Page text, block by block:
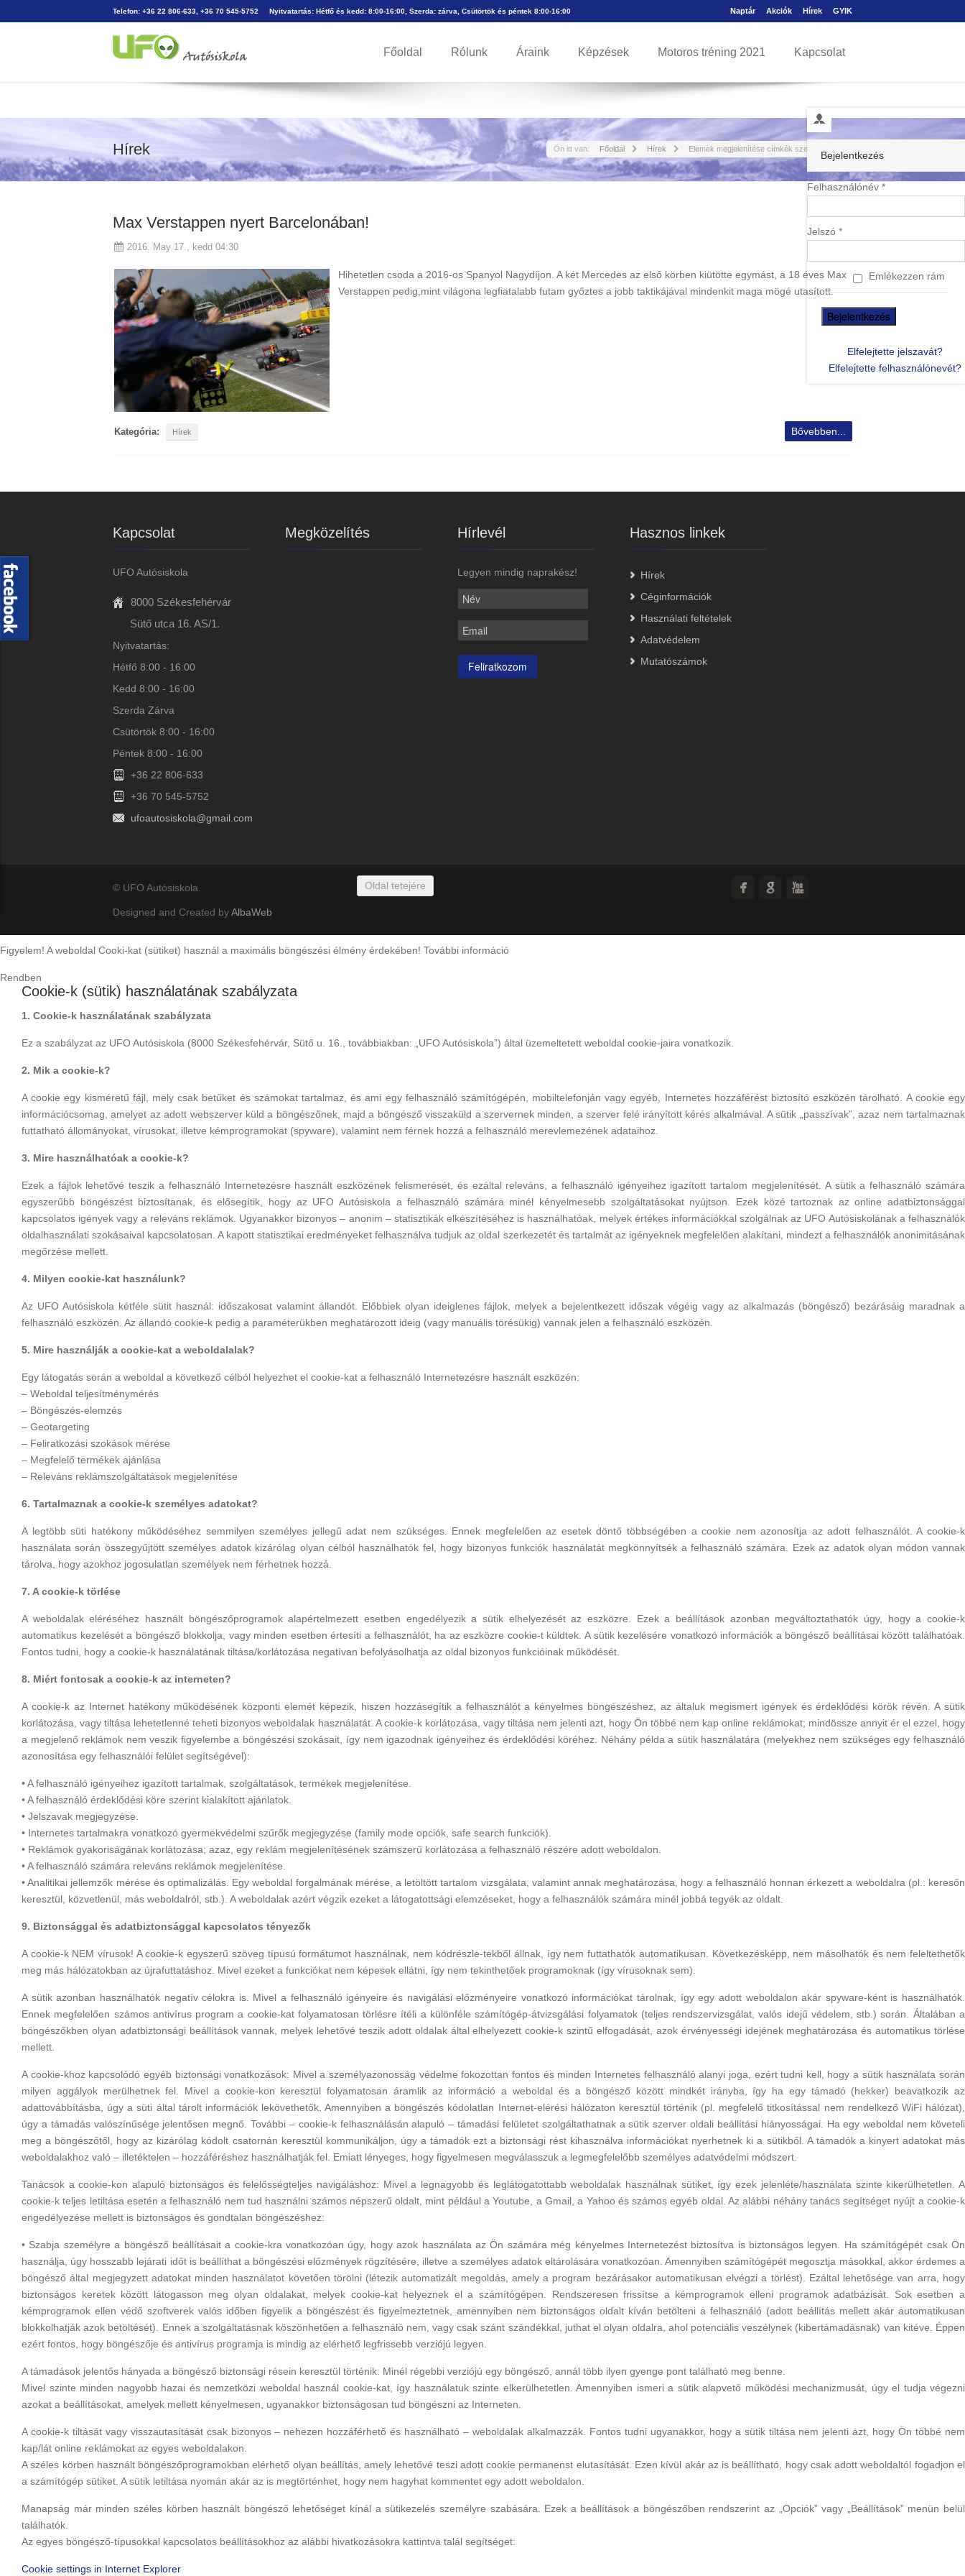
Telefon: +36 22 806-633, +36 70 545-5752 Nyitvatartás: Hétfő és kedd: 8:00-16:00, Szerda: zárva, Csütörtök és péntek 8:00-16:00 Naptár Akciók Hírek GYIK
Főoldal Rólunk Áraink Képzések Motoros tréning 2021 Kapcsolat
Bejelentkezés
Felhasználónév *
Jelszó *
Emlékezzen rám
Elfelejtette jelszavát?
Elfelejtette felhasználónevét?
Hírek Ön itt van: Főoldal Hírek Elemek megjelenítése címkék szerint: Max
Max Verstappen nyert Barcelonában!
2016. May 17., kedd 04:30
Hihetetlen csoda a 2016-os Spanyol Nagydíjon. A két Mercedes az első körben kiütötte egymást, a 18 éves Max
Verstappen pedig,mint világona legfiatalabb futam győztes a jobb taktikájával mindenkit maga mögé utasított.
Kategória: Hírek Bővebben...
Kapcsolat
UFO Autósiskola
8000 Székesfehérvár
Sütő utca 16. AS/1.
Nyitvatartás:
Hétfő 8:00 - 16:00
Kedd 8:00 - 16:00
Szerda Zárva
Csütörtök 8:00 - 16:00
Péntek 8:00 - 16:00
+36 22 806-633
+36 70 545-5752
ufoautosiskola@gmail.com
Megközelítés Hírlevél
Legyen mindig naprakész!
Hasznos linkek
Hírek
Céginformációk
Használati feltételek
Adatvédelem
Mutatószámok
© UFO Autósiskola.
Designed and Created byAlbaWeb
Oldal tetejére
Figyelem! A weboldal Cooki-kat (sütiket) használ a maximális böngészési élmény érdekében! További információ
Rendben
Cookie-k (sütik) használatának szabályzata
1. Cookie-k használatának szabályzata
Ez a szabályzat az UFO Autósiskola (8000 Székesfehérvár, Sütő u. 16., továbbiakban: „UFO Autósiskola”) által üzemeltetett weboldal cookie-jaira vonatkozik.
2. Mik a cookie-k?
A cookie egy kisméretű fájl, mely csak betűket és számokat tartalmaz, és ami egy felhasználó számítógépén, mobiltelefonján vagy egyéb, Internetes hozzáférést biztosító eszközén tárolható. A cookie egy
információcsomag, amelyet az adott webszerver küld a böngészőnek, majd a böngésző visszaküld a szervernek minden, a szerver felé irányított kérés alkalmával. A sütik „passzívak”, azaz nem tartalmaznak
futtatható állományokat, vírusokat, illetve kémprogramokat (spyware), valamint nem férnek hozzá a felhasználó merevlemezének adataihoz.
3. Mire használhatóak a cookie-k?
Ezek a fájlok lehetővé teszik a felhasználó Internetezésre használt eszközének felismerését, és ezáltal releváns, a felhasználó igényeihez igazított tartalom megjelenítését. A sütik a felhasználó számára
egyszerűbb böngészést biztosítanak, és elősegítik, hogy az UFO Autósiskola a felhasználó számára minél kényelmesebb szolgáltatásokat nyújtson. Ezek közé tartoznak az online adatbiztonsággal
kapcsolatos igények vagy a releváns reklámok. Ugyanakkor bizonyos – anonim – statisztikák elkészítéséhez is használhatóak, melyek értékes információkkal szolgálnak az UFO Autósiskolának a felhasználók
oldalhasználati szokásaival kapcsolatosan. A kapott statisztikai eredményeket felhasználva tudjuk az oldal szerkezetét és tartalmát az igényeknek megfelelően alakítani, mindezt a felhasználók anonimitásának
megőrzése mellett.
4. Milyen cookie-kat használunk?
Az UFO Autósiskola kétféle sütit használ: időszakosat valamint állandót. Előbbiek olyan ideiglenes fájlok, melyek a bejelentkezett időszak végéig vagy az alkalmazás (böngésző) bezárásáig maradnak a
felhasználó eszközén. Az állandó cookie-k pedig a paraméterükben meghatározott ideig (vagy manuális törésükig) vannak jelen a felhasználó eszközén.
5. Mire használják a cookie-kat a weboldalalak?
Egy látogatás során a weboldal a következő célból helyezhet el cookie-kat a felhasználó Internetezésre használt eszközén:
– Weboldal teljesítménymérés
– Böngészés-elemzés
– Geotargeting
– Feliratkozási szokások mérése
– Megfelelő termékek ajánlása
– Releváns reklámszolgáltatások megjelenítése
6. Tartalmaznak a cookie-k személyes adatokat?
A legtöbb süti hatékony működéséhez semmilyen személyes jellegű adat nem szükséges. Ennek megfelelően az esetek döntő többségében a cookie nem azonosítja az adott felhasználót. A cookie-k
használata során összegyűjtött személyes adatok kizárólag olyan célból használhatók fel, hogy bizonyos funkciók használatát megkönnyítsék a felhasználó számára. Ezek az adatok olyan módon vannak
tárolva, hogy azokhoz jogosulatlan személyek nem férhetnek hozzá.
7. A cookie-k törlése
A weboldalak eléréséhez használt böngészőprogramok alapértelmezett esetben engedélyezik a sütik elhelyezését az eszközre. Ezek a beállítások azonban megváltoztathatók úgy, hogy a cookie-k
automatikus kezelését a böngésző blokkolja, vagy minden esetben értesíti a felhasználót, ha az eszközre cookie-t küldtek. A sütik kezelésére vonatkozó információk a böngésző beállításai között találhatóak.
Fontos tudni, hogy a cookie-k használatának tiltása/korlátozása negatívan befolyásolhatja az oldal bizonyos funkcióinak működését.
8. Miért fontosak a cookie-k az interneten?
A cookie-k az Internet hatékony működésének központi elemét képezik, hiszen hozzásegítik a felhasználót a kényelmes böngészéshez, az általuk megismert igények és érdeklődési körök révén. A sütik
korlátozása, vagy tiltása lehetetlenné teheti bizonyos weboldalak használatát. A cookie-k korlátozása, vagy tiltása nem jelenti azt, hogy Ön többé nem kap online reklámokat; mindössze annyit ér el ezzel, hogy
a megjelenő reklámok nem veszik figyelembe a böngészési szokásait, így nem igazodnak igényeihez és érdeklődési köréhez. Néhány példa a sütik használatára (melyekhez nem szükséges egy felhasználó
azonosítása egy felhasználói felület segítségével):
• A felhasználó igényeihez igazított tartalmak, szolgáltatások, termékek megjelenítése.
• A felhasználó érdeklődési köre szerint kialakított ajánlatok.
• Jelszavak megjegyzése.
• Internetes tartalmakra vonatkozó gyermekvédelmi szűrők megjegyzése (family mode opciók, safe search funkciók).
• Reklámok gyakoriságának korlátozása; azaz, egy reklám megjelenítésének számszerű korlátozása a felhasználó részére adott weboldalon.
• A felhasználó számára releváns reklámok megjelenítése.
• Analitikai jellemzők mérése és optimalizálás. Egy weboldal forgalmának mérése, a letöltött tartalom vizsgálata, valamint annak meghatározása, hogy a felhasználó honnan érkezett a weboldalra (pl.: keresőn
keresztül, közvetlenül, más weboldalról, stb.). A weboldalak azért végzik ezeket a látogatottsági elemzéseket, hogy a felhasználók számára minél jobbá tegyék az oldalt.
9. Biztonsággal és adatbiztonsággal kapcsolatos tényezők
A cookie-k NEM vírusok! A cookie-k egyszerű szöveg típusú formátumot használnak, nem kódrészle-tekből állnak, így nem futtathatók automatikusan. Következésképp, nem másolhatók és nem feleltethetők
meg más hálózatokban az újrafuttatáshoz. Mivel ezeket a funkciókat nem képesek ellátni, így nem tekinthetőek programoknak (így vírusoknak sem).
A sütik azonban használhatók negatív célokra is. Mivel a felhasználó igényeire és navigálási előzményeire vonatkozó információkat tárolnak, így egy adott weboldalon akár spyware-ként is használhatók.
Ennek megfelelően számos antivírus program a cookie-kat folyamatosan törlésre ítéli a különféle számítógép-átvizsgálási folyamatok (teljes rendszervizsgálat, valós idejű védelem, stb.) során. Általában a
böngészőkben olyan adatbiztonsági beállítások vannak, melyek lehetővé teszik adott oldalak által elhelyezett cookie-k szintű elfogadását, azok érvényességi idejének meghatározása és automatikus törlése
mellett.
A cookie-khoz kapcsolódó egyéb biztonsági vonatkozások: Mivel a személyazonosság védelme fokozottan fontos és minden Internetes felhasználó alanyi joga, ezért tudni kell, hogy a sütik használata során
milyen aggályok merülhetnek fel. Mivel a cookie-kon keresztül folyamatosan áramlik az információ a weboldal és a böngésző között mindkét irányba, így ha egy támadó (hekker) beavatkozik az
adattovábbításba, úgy a süti által tárolt információk lekövethetők. Amennyiben a böngészés kódolatlan Internet-elérési hálózaton keresztül történik (pl. megfelelő titkosítással nem rendelkező WiFi hálózat),
úgy a támadás valószínűsége jelentősen megnő. További – cookie-k felhasználásán alapuló – támadási felületet szolgáltathatnak a sütik szerver oldali beállítási hiányosságai. Ha egy weboldal nem követeli
meg a böngészőtől, hogy az kizárólag kódolt csatornán keresztül kommunikáljon, úgy a támadók ezt a biztonsági rést kihasználva információkat nyerhetnek ki a sütikből. A támadók a kinyert adatokat más
weboldalakhoz való – illetéktelen – hozzáféréshez használhatják fel. Emiatt lényeges, hogy figyelmesen megválasszuk a legmegfelelőbb személyes adatvédelmi módszert.
Tanácsok a cookie-kon alapuló biztonságos és felelősségteljes navigáláshoz: Mivel a legnagyobb és leglátogatottabb weboldalak használnak sütiket, így ezek jelenléte/használata szinte kikerülhetetlen. A
cookie-k teljes letiltása esetén a felhasználó nem tud használni számos népszerű oldalt, mint például a Youtube, a Gmail, a Yahoo és számos egyéb oldal. Az alábbi néhány tanács segítséget nyújt a cookie-k
engedélyezése mellett is biztonságos és gondtalan böngészéshez:
• Szabja személyre a böngésző beállításait a cookie-kra vonatkozóan úgy, hogy azok használata az Ön számára még kényelmes Internetezést biztosítva is biztonságos legyen. Ha számítógépét csak Ön
használja, úgy hosszabb lejárati időt is beállíthat a böngészési előzmények rögzítésére, illetve a személyes adatok eltárolására vonatkozóan. Amennyiben számítógépét megosztja másokkal, akkor érdemes a
böngésző által megjegyzett adatokat minden használatot követően törölni (létezik automatizált megoldás, amely a program bezárásakor automatikusan elvégzi a törlést). Ezáltal lehetősége van arra, hogy
biztonságos keretek között látogasson meg olyan oldalakat, melyek cookie-kat helyeznek el a számítógépen. Rendszeresen frissítse a kémprogramok elleni programok adatbázisát. Sok esetben a
kémprogramok ellen védő szoftverek valós időben figyelik a böngészést és figyelmeztetnek, amennyiben nem biztonságos oldalt kíván betölteni a felhasználó (adott beállítás mellett akár automatikusan
blokkolhatják azok betöltését). Ennek a szolgáltatásnak köszönhetően a felhasználó nem, vagy csak szánt szándékkal, juthat el olyan oldalra, ahol potenciális veszélynek (kibertámadásnak) van kitéve. Éppen
ezért fontos, hogy böngészője és antivírus programja is mindig az elérhető legfrissebb verziójú legyen.
A támadások jelentős hányada a böngésző biztonsági résein keresztül történik. Minél régebbi verziójú egy böngésző, annál több ilyen gyenge pont található meg benne.
Mivel szinte minden nagyobb hazai és nemzetközi weboldal használ cookie-kat, így használatuk szinte elkerülhetetlen. Amennyiben ismeri a sütik alapvető működési mechanizmusát, úgy el tudja végezni
azokat a beállításokat, amelyek mellett kényelmesen, ugyanakkor biztonságosan tud böngészni az Interneten.
A cookie-k tiltását vagy visszautasítását csak bizonyos – nehezen hozzáférhető és használható – weboldalak alkalmazzák. Fontos tudni ugyanakkor, hogy a sütik tiltása nem jelenti azt, hogy Ön többé nem
kap/lát online reklámokat az egyes weboldalakon.
A széles körben használt böngészőprogramokban elérhető olyan beállítás, amely lehetővé teszi adott cookie permanenst elutasítását. Ezen kívül akár az is beállítható, hogy csak adott weboldaltól fogadjon el
a számítógép sütiket. A sütik letiltása nyomán akár az is megtörténhet, hogy nem hagyhat kommentet egy adott weboldalon.
Manapság már minden széles körben használt böngésző lehetőséget kínál a sütikezelés személyre szabására. Ezek a beállítások a böngészőben rendszerint az „Opciók” vagy „Beállítások” menün belül
találhatók.
Az egyes böngésző-típusokkal kapcsolatos beállításokhoz az alábbi hivatkozásokra kattintva talál segítséget:
Cookie settings in Internet Explorer